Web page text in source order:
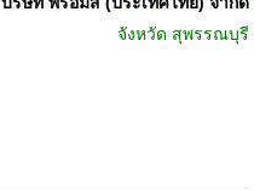
จังหวัด สุพรรณบุรี